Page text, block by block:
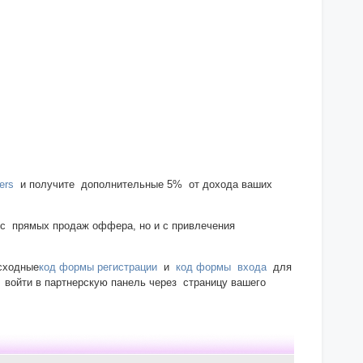
и получите дополнительные 5% от дохода ваших
с прямых продаж оффера, но и с привлечения
код формы регистрации и код формы входа для
в партнерскую панель через страницу вашего